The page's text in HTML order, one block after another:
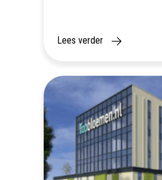
bestuurlijk […]
Lees verder